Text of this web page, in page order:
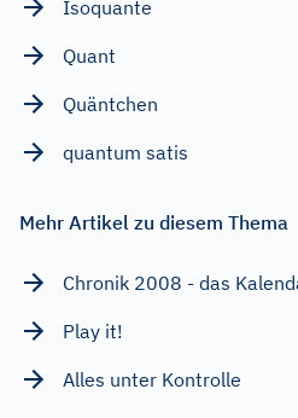
Isoquante
Quant
Quäntchen
quantum satis
Mehr Artikel zu diesem Thema
Chronik 2008 - das
Play it!
Alles unter Kontrolle